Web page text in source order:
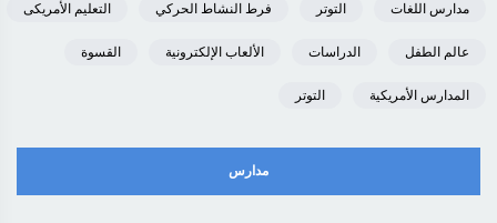
مدارس اللغات التوتر فرط النشاط الحركي التعليم الأمريكى
عالم الطفل الدراسات الألعاب الإلكترونية القسوة
المدارس الأمريكية التوتر
مدارس